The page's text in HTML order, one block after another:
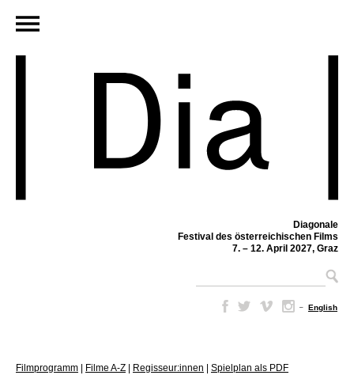
Diagonale
Festival des österreichischen Films
7. – 12. April 2027, Graz
– English
Filmprogramm Filme A-Z Regisseur:innen Spielplan als PDF